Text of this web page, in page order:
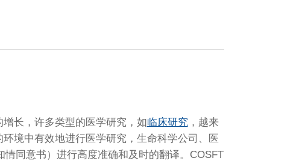
长，许多类型的医学研究，如临床研究 ，越来
境中有效地进行医学研究，生命科学公司、医
同意书）进行高度准确和及时的翻译。COSFT